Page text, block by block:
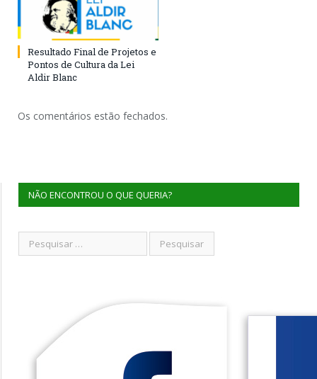
Resultado Final de Projetos e
Pontos de Cultura da Lei
Aldir Blanc
Os comentários estão fechados.
NÃO ENCONTROU O QUE QUERIA?